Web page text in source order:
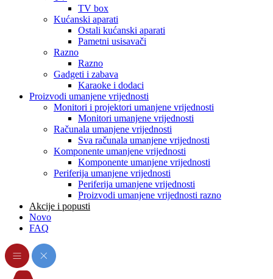
TV box
Kućanski aparati
Ostali kućanski aparati
Pametni usisavači
Razno
Razno
Gadgeti i zabava
Karaoke i dodaci
Proizvodi umanjene vrijednosti
Monitori i projektori umanjene vrijednosti
Monitori umanjene vrijednosti
Računala umanjene vrijednosti
Sva računala umanjene vrijednosti
Komponente umanjene vrijednosti
Komponente umanjene vrijednosti
Periferija umanjene vrijednosti
Periferija umanjene vrijednosti
Proizvodi umanjene vrijednosti razno
Akcije i popusti
Novo
FAQ